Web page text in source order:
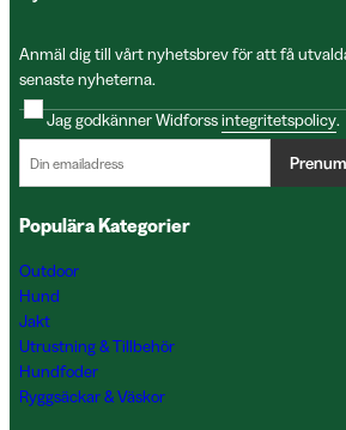
Anmäl dig till vårt nyhetsbrev för att få
senaste nyheterna.
Jag godkänner Widforssintegritetspolicy.
Populära Kategorier
Outdoor
Hund
Jakt
Utrustning & Tillbehör
Hundfoder
Ryggsäckar & Väskor